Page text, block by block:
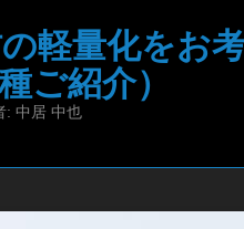
軽量化をお
ご紹介）
: 中居 中也